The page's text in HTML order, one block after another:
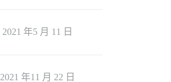
2021 年5 月 11 日
2021 年11 月 22 日